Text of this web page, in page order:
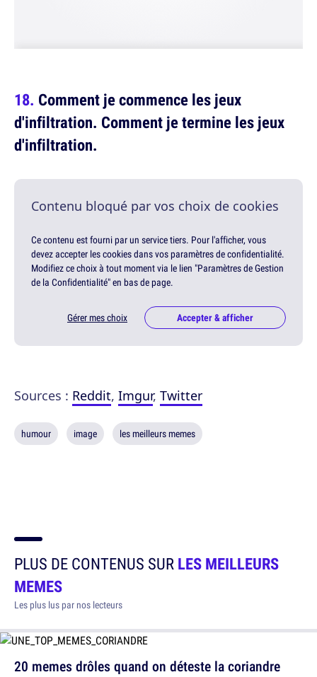
Comment je commence les jeux
d'infiltration. Comment je termine les jeux
d'infiltration.
Contenu bloqué par vos choix de cookies
Ce contenu est fourni par un service tiers. Pour l'afficher, vous
devez accepter les cookies dans vos paramètres de confidentialité.
Modifiez ce choix à tout moment via le lien "Paramètres de Gestion
de la Confidentialité" en bas de page.
Gérer mes choix Accepter & afficher
Sources : Reddit, Imgur, Twitter
humour image les meilleurs memes
PLUS DE CONTENUS SURLES MEILLEURS
MEMES
Les plus lus par nos lecteurs
20 memes drôles quand on déteste la coriandre